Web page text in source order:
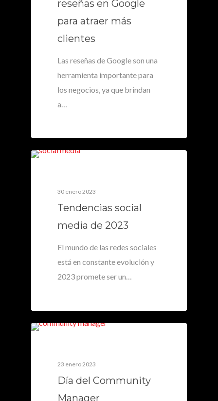
reseñas en Google
para atraer más
clientes
Las reseñas de Google son una
herramienta importante para
los negocios, ya que brindan
a…
30 enero 2023
Tendencias social
media de 2023
El mundo de las redes sociales
está en constante evolución y
2023 promete ser un…
23 enero 2023
Día del Community
Manager